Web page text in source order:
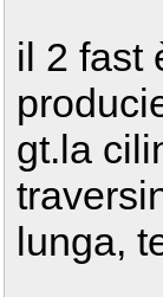
il 2 fast
gt.la
lunga,